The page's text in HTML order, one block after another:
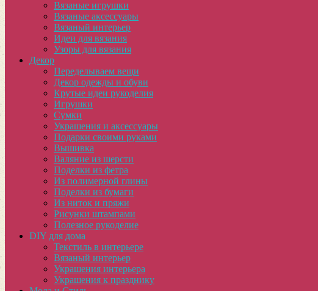
Вязаные игрушки
Вязаные аксессуары
Вязаный интерьер
Идеи для вязания
Узоры для вязания
Декор
Переделываем вещи
Декор одежды и обуви
Крутые идеи рукоделия
Игрушки
Сумки
Украшения и аксессуары
Подарки своими руками
Вышивка
Валяние из шерсти
Поделки из фетра
Из полимерной глины
Поделки из бумаги
Из ниток и пряжи
Рисунки штампами
Полезное рукоделие
DIY для дома
Текстиль в интерьере
Вязаный интерьер
Украшения интерьера
Украшения к празднику